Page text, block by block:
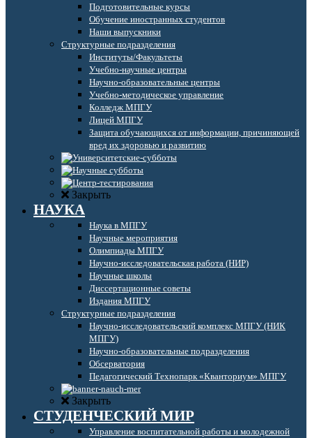
Подготовительные курсы
Обучение иностранных студентов
Наши выпускники
Структурные подразделения
Институты/Факультеты
Учебно-научные центры
Научно-образовательные центры
Учебно-методическое управление
Колледж МПГУ
Лицей МПГУ
Защита обучающихся от информации, причиняющей
вред их здоровью и развитию
Закрыть
НАУКА
Наука в МПГУ
Научные мероприятия
Олимпиады МПГУ
Научно-исследовательская работа (НИР)
Научные школы
Диссертационные советы
Издания МПГУ
Структурные подразделения
Научно-исследовательский комплекс МПГУ (НИК
МПГУ)
Научно-образовательные подразделения
Обсерватория
Педагогический Технопарк «Кванториум» МПГУ
Закрыть
СТУДЕНЧЕСКИЙ МИР
Управление воспитательной работы и молодежной